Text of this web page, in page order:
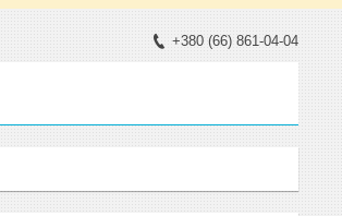
+380 (66) 861-04-04